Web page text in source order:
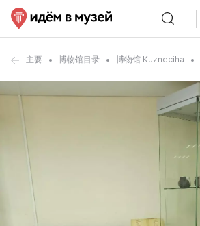
主要 博物馆目录 博物馆 Kuzneciha